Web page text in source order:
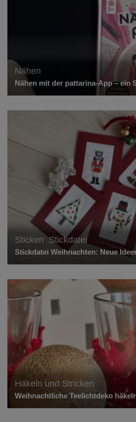
Nähen
Nähen mit der pattarina-App – ein
Sticken ,Stickdatei
Stickdatei Weihnachten: Neue
Häkeln und Stricken
Weihnachtliche Teelichtdeko